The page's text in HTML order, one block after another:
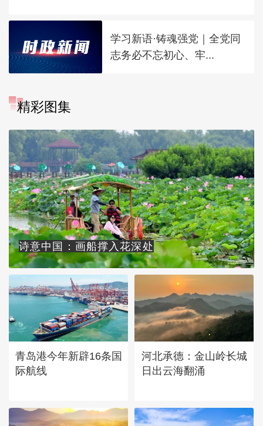
学习新语·铸魂强党｜全党同
志务必不忘初心、牢...
精彩图集
诗意中国：画船撑入花深处
青岛港今年新辟16条国
际航线
河北承德：金山岭长城
日出云海翻涌